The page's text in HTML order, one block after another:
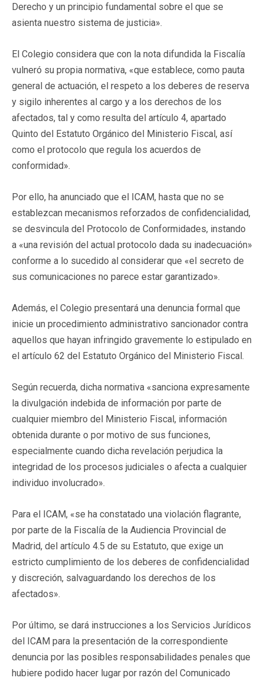
Derecho y un principio fundamental sobre el que se
asienta nuestro sistema de justicia».
El Colegio considera que con la nota difundida la Fiscalía
vulneró su propia normativa, «que establece, como pauta
general de actuación, el respeto a los deberes de reserva
y sigilo inherentes al cargo y a los derechos de los
afectados, tal y como resulta del artículo 4, apartado
Quinto del Estatuto Orgánico del Ministerio Fiscal, así
como el protocolo que regula los acuerdos de
conformidad».
Por ello, ha anunciado que el ICAM, hasta que no se
establezcan mecanismos reforzados de confidencialidad,
se desvincula del Protocolo de Conformidades, instando
a «una revisión del actual protocolo dada su inadecuación»
conforme a lo sucedido al considerar que «el secreto de
sus comunicaciones no parece estar garantizado».
Además, el Colegio presentará una denuncia formal que
inicie un procedimiento administrativo sancionador contra
aquellos que hayan infringido gravemente lo estipulado en
el artículo 62 del Estatuto Orgánico del Ministerio Fiscal.
Según recuerda, dicha normativa «sanciona expresamente
la divulgación indebida de información por parte de
cualquier miembro del Ministerio Fiscal, información
obtenida durante o por motivo de sus funciones,
especialmente cuando dicha revelación perjudica la
integridad de los procesos judiciales o afecta a cualquier
individuo involucrado».
Para el ICAM, «se ha constatado una violación flagrante,
por parte de la Fiscalía de la Audiencia Provincial de
Madrid, del artículo 4.5 de su Estatuto, que exige un
estricto cumplimiento de los deberes de confidencialidad
y discreción, salvaguardando los derechos de los
afectados».
Por último, se dará instrucciones a los Servicios Jurídicos
del ICAM para la presentación de la correspondiente
denuncia por las posibles responsabilidades penales que
hubiere podido hacer lugar por razón del Comunicado